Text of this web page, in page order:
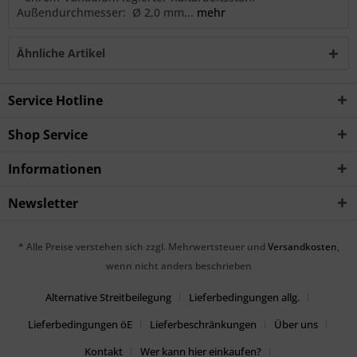
Außendurchmesser: Ø 2,0 mm... mehr
Ähnliche Artikel
Service Hotline
Shop Service
Informationen
Newsletter
* Alle Preise verstehen sich zzgl. Mehrwertsteuer und Versandkosten,
wenn nicht anders beschrieben
Alternative Streitbeilegung
Lieferbedingungen allg.
Lieferbedingungen öE
Lieferbeschränkungen
Über uns
Kontakt
Wer kann hier einkaufen?